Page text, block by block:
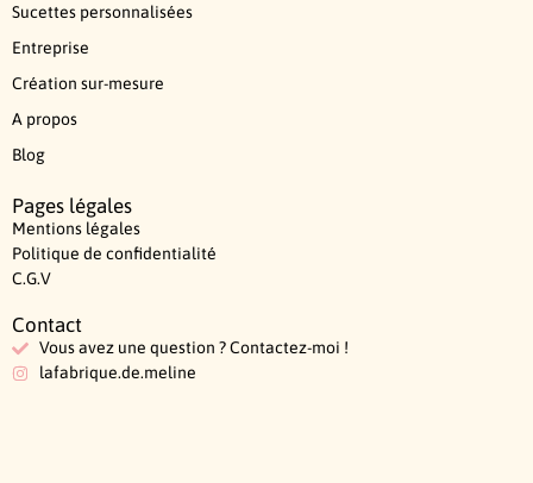
Sucettes personnalisées
Entreprise
Création sur-mesure
A propos
Blog
Pages légales
Mentions légales
Politique de confidentialité
C.G.V
Contact
Vous avez une question ? Contactez-moi !
lafabrique.de.meline